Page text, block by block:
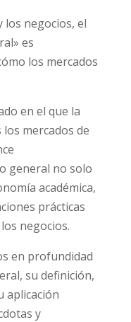
los negocios, el
es
los mercados
en el que la
mercados de
general no solo
académica,
prácticas
negocios.
en profundidad
su definición,
aplicación
y